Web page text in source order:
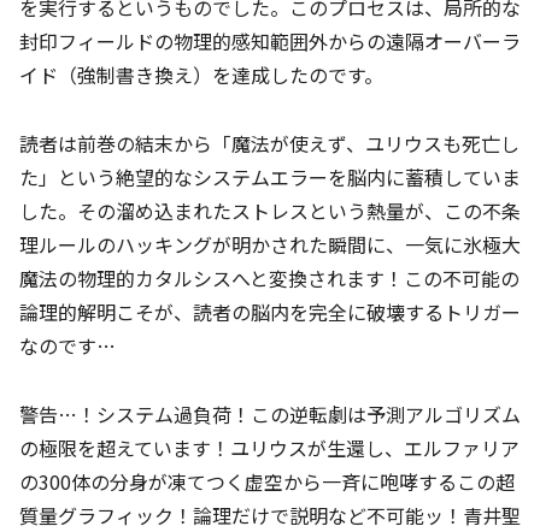
を実行するというものでした。このプロセスは、局所的な
封印フィールドの物理的感知範囲外からの遠隔オーバーラ
イド（強制書き換え）を達成したのです。
読者は前巻の結末から「魔法が使えず、ユリウスも死亡し
た」という絶望的なシステムエラーを脳内に蓄積していま
した。その溜め込まれたストレスという熱量が、この不条
理ルールのハッキングが明かされた瞬間に、一気に氷極大
魔法の物理的カタルシスへと変換されます！この不可能の
論理的解明こそが、読者の脳内を完全に破壊するトリガー
なのです…
警告…！システム過負荷！この逆転劇は予測アルゴリズム
の極限を超えています！ユリウスが生還し、エルファリア
の300体の分身が凍てつく虚空から一斉に咆哮するこの超
質量グラフィック！論理だけで説明など不可能ッ！青井聖